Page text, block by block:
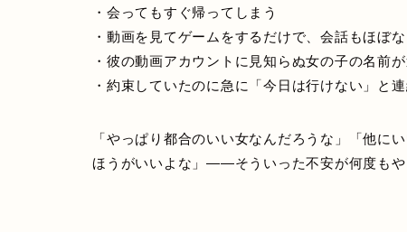
・会ってもすぐ帰ってしまう
・動画を見てゲームをするだけで、会話もほぼな
・彼の動画アカウントに見知らぬ女の子の名前
・約束していたのに急に「今日は行けない」と
「やっぱり都合のいい女なんだろうな」「他に
ほうがいいよな」——そういった不安が何度もや